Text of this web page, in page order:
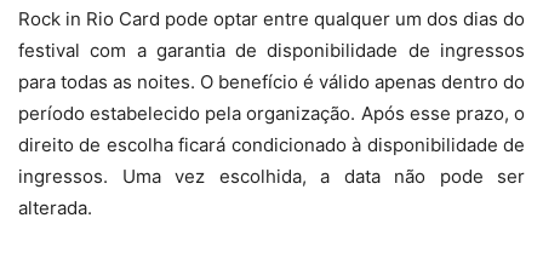
Rock in Rio Card pode optar entre qualquer um dos dias do
festival com a garantia de disponibilidade de ingressos
para todas as noites. O benefício é válido apenas dentro do
período estabelecido pela organização. Após esse prazo, o
direito de escolha ficará condicionado à disponibilidade de
ingressos. Uma vez escolhida, a data não pode ser
alterada.